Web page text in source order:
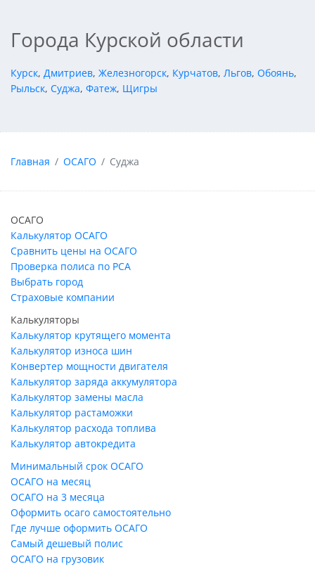
Города Курской области
Курск, Дмитриев, Железногорск, Курчатов, Льгов, Обоянь,
Рыльск, Суджа, Фатеж, Щигры
Главная ОСАГО Суджа
ОСАГО
Калькулятор ОСАГО
Сравнить цены на ОСАГО
Проверка полиса по РСА
Выбрать город
Страховые компании
Калькуляторы
Калькулятор крутящего момента
Калькулятор износа шин
Конвертер мощности двигателя
Калькулятор заряда аккумулятора
Калькулятор замены масла
Калькулятор растаможки
Калькулятор расхода топлива
Калькулятор автокредита
Минимальный срок ОСАГО
ОСАГО на месяц
ОСАГО на 3 месяца
Оформить осаго самостоятельно
Где лучше оформить ОСАГО
Самый дешевый полис
ОСАГО на грузовик